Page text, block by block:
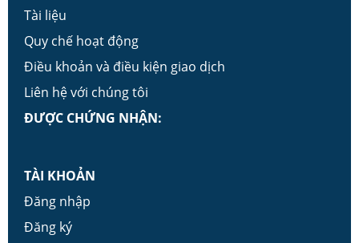
Tài liệu
Quy chế hoạt động
Điều khoản và điều kiện giao dịch
Liên hệ với chúng tôi
ĐƯỢC CHỨNG NHẬN:
TÀI KHOẢN
Đăng nhập
Đăng ký